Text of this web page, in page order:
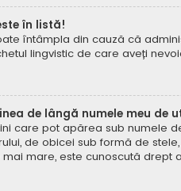
în listă!
întâmpla din cauză că
lingvistic de care aveți
de lângă numele meu de
care pot apărea sub numele
de obicei sub formă de
mare, este cunoscută drept